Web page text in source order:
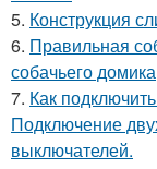
5. Конструкция
6. Правильная
собачьего домика
7. Как
Подключение
выключателей.